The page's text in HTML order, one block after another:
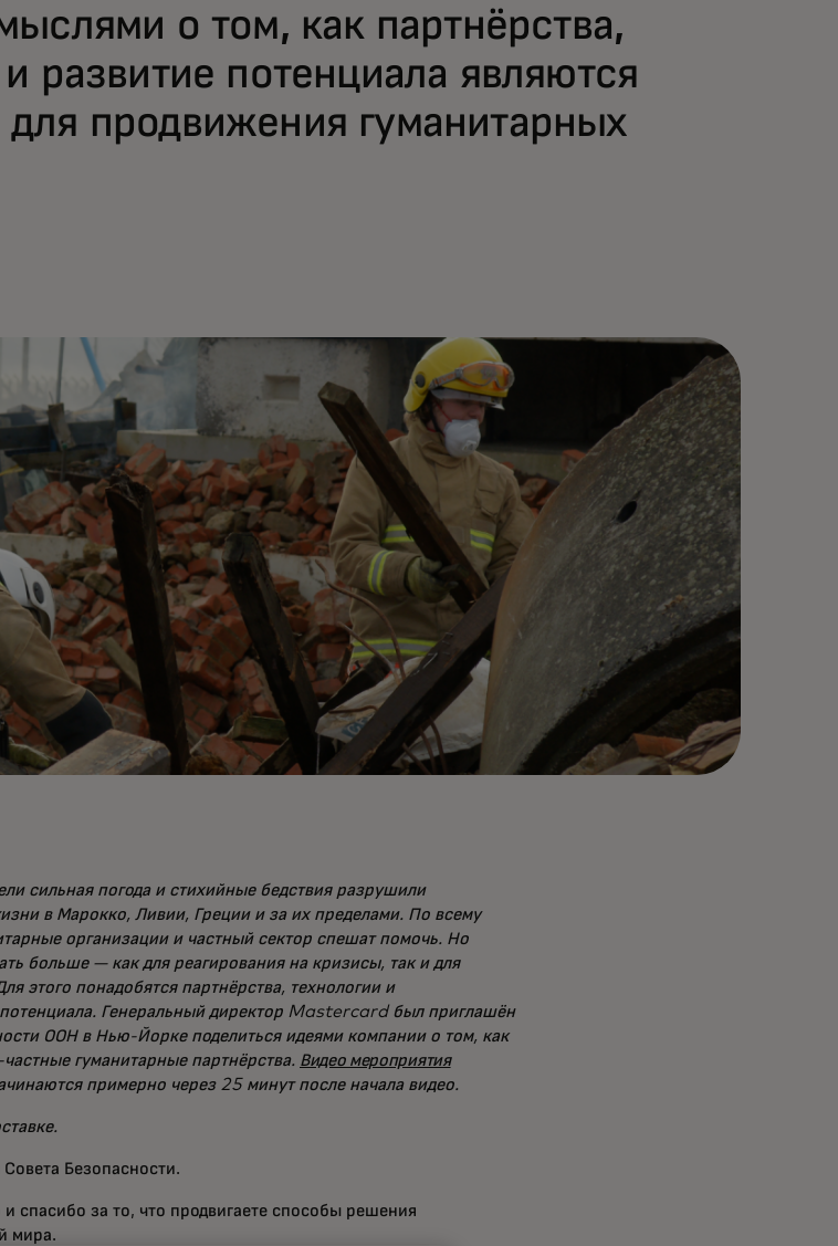
о том, как партнёрства,
развитие потенциала являются
продвижения гуманитарных
сильная погода и стихийные бедствия разрушили
в Марокко, Ливии, Греции и за их пределами. По всему
организации и частный сектор спешат помочь. Но
больше — как для реагирования на кризисы, так и для
этого понадобятся партнёрства, технологии и
Генеральный директор Mastercard был приглашён
ООН в Нью-Йорке поделиться идеями компании о том, как
гуманитарные партнёрства. Видео мероприятия
примерно через 25 минут после начала видео.
Безопасности.
спасибо за то, что продвигаете способы решения
мира.